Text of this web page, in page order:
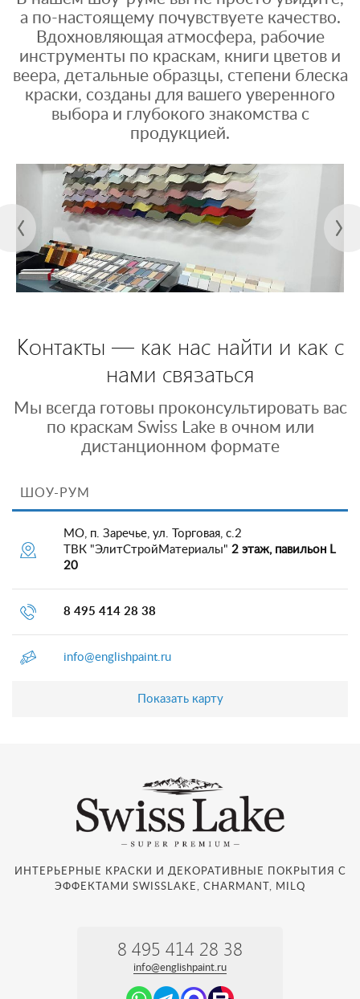
а по-настоящему почувствуете качество.
Вдохновляющая атмосфера, рабочие
инструменты по краскам, книги цветов и
веера, детальные образцы, степени блеска
краски, созданы для вашего уверенного
выбора и глубокого знакомства с
продукцией.
Контакты — как нас найти и как с
нами связаться
Мы всегда готовы проконсультировать вас
по краскам Swiss Lake в очном или
дистанционном формате
ШОУ-РУМ
МО, п. Заречье, ул. Торговая, с.2
ТВК "ЭлитСтройМатериалы" 2 этаж, павильон L
20
8 495 414 28 38
info@englishpaint.ru
Показать карту
ИНТЕРЬЕРНЫЕ КРАСКИ И ДЕКОРАТИВНЫЕ ПОКРЫТИЯ С
ЭФФЕКТАМИ SWISSLAKE, CHARMANT, MILQ
8 495 414 28 38
info@englishpaint.ru